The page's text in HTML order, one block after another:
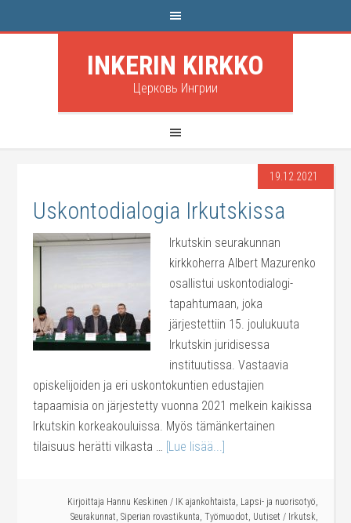
INKERIN KIRKKO
Церковь Ингрии
19.12.2021
Uskontodialogia Irkutskissa
Irkutskin seurakunnan
kirkkoherra Albert Mazurenko
osallistui uskontodialogi-
tapahtumaan, joka
järjestettiin 15. joulukuuta
Irkutskin juridisessa
instituutissa. Vastaavia
opiskelijoiden ja eri uskontokuntien edustajien
tapaamisia on järjestetty vuonna 2021 melkein kaikissa
Irkutskin korkeakouluissa. Myös tämänkertainen
tilaisuus herätti vilkasta … [Lue lisää...]
Kirjoittaja Hannu Keskinen / IK ajankohtaista, Lapsi- ja nuorisotyö,
Seurakunnat, Siperian rovastikunta, Työmuodot, Uutiset / Irkutsk,